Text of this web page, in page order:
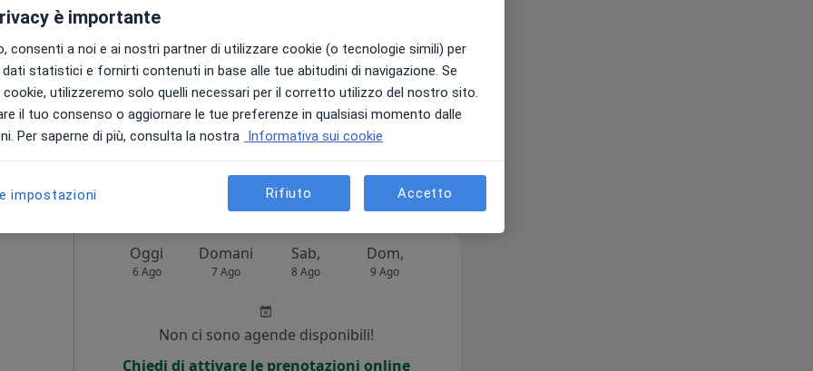
Non ci sono agende disponibili!
Chiedi di attivare le prenotazioni online
Oggi
6 Ago
Domani
7 Ago
Sab,
8 Ago
Dom,
9 Ago
Non ci sono agende disponibili!
Chiedi di attivare le prenotazioni online
è importante
consenti a noi e ai nostri partner di utilizzare cookie (o tecnologie simili) per
statistici e fornirti contenuti in base alle tue abitudini di navigazione. Se
utilizzeremo solo quelli necessari per il corretto utilizzo del nostro sito.
il tuo consenso o aggiornare le tue preferenze in qualsiasi momento dalle
Per saperne di più, consulta la nostra Informativa sui cookie
impostazioni Rifiuto Accetto